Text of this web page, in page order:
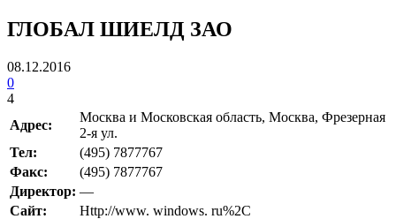
ГЛОБАЛ ШИЕЛД ЗАО
08.12.2016
0
4
Адрес:
Москва и Московская область, Москва, Фрезерная
2-я ул.
Teл:
(495) 7877767
Факс:
(495) 7877767
Директор: —
Сайт:
Http://www. windows. ru%2C